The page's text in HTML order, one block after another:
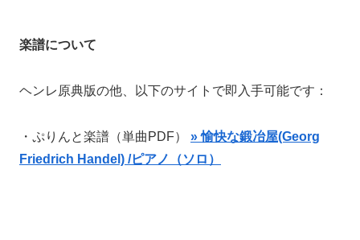
楽譜について
ヘンレ原典版の他、以下のサイトで即入手可能です：
・ぷりんと楽譜（単曲PDF） » 愉快な鍛冶屋(Georg
Friedrich Handel) /ピアノ（ソロ）